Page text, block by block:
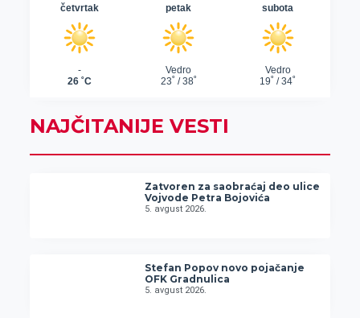
NAJČITANIJE VESTI
Zatvoren za saobraćaj deo ulice
Vojvode Petra Bojovića
5. avgust 2026.
Stefan Popov novo pojačanje
OFK Gradnulica
5. avgust 2026.